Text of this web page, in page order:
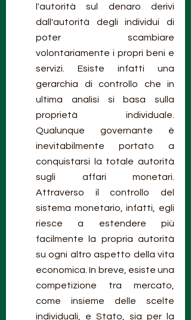
l'autorità sul denaro derivi
dall'autorità degli individui di
poter scambiare
volontariamente i propri beni e
servizi. Esiste infatti una
gerarchia di controllo che in
ultima analisi si basa sulla
proprietà individuale.
Qualunque governante è
inevitabilmente portato a
conquistarsi la totale autorità
sugli affari monetari.
Attraverso il controllo del
sistema monetario, infatti, egli
riesce a estendere più
facilmente la propria autorità
su ogni altro aspetto della vita
economica. In breve, esiste una
competizione tra mercato,
come insieme delle scelte
individuali, e Stato, sia per la